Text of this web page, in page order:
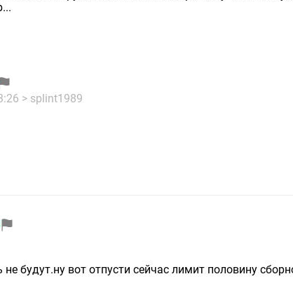
> splint1989
будут.ну вот отпусти сейчас лимит половину